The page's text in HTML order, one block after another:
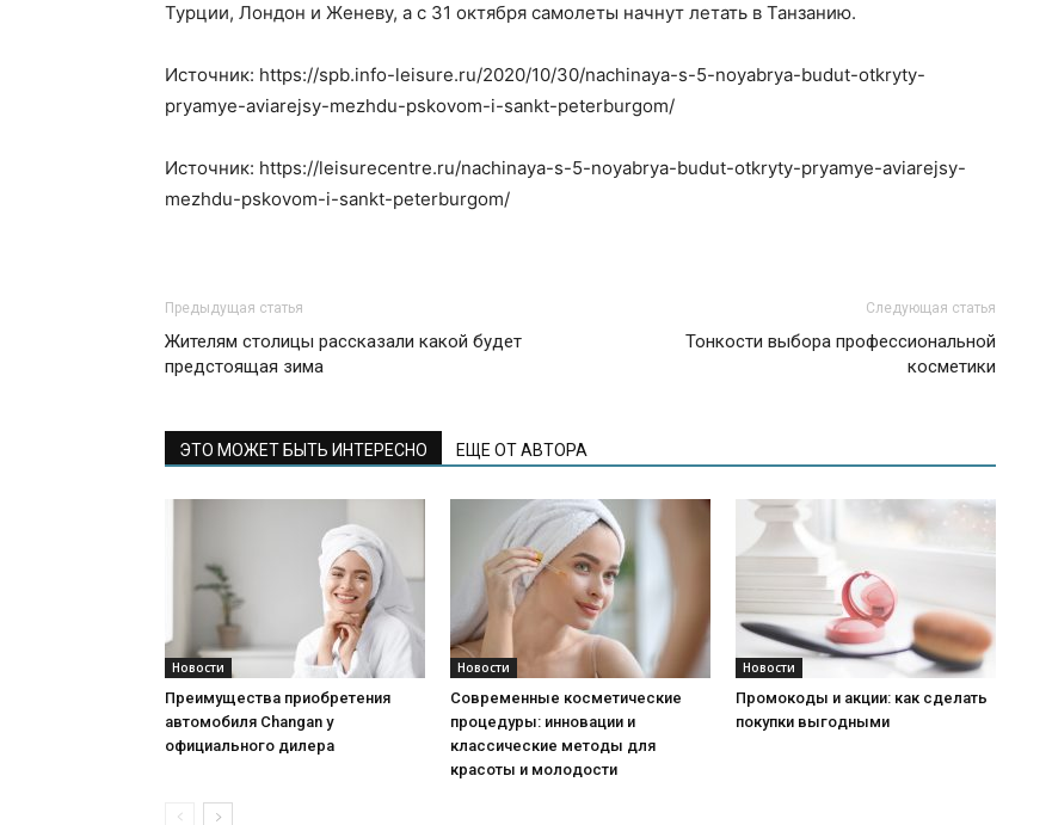
Турции, Лондон и Женеву, а с 31 октября самолеты начнут летать в Танзанию.
Источник: https://spb.info-leisure.ru/2020/10/30/nachinaya-s-5-noyabrya-budut-otkryty-
pryamye-aviarejsy-mezhdu-pskovom-i-sankt-peterburgom/
Источник: https://leisurecentre.ru/nachinaya-s-5-noyabrya-budut-otkryty-pryamye-aviarejsy-
mezhdu-pskovom-i-sankt-peterburgom/
Предыдущая статья
Жителям столицы рассказали какой будет
предстоящая зима
Следующая статья
Тонкости выбора профессиональной
косметики
ЭТО МОЖЕТ БЫТЬ ИНТЕРЕСНО ЕЩЕ ОТ АВТОРА
Новости
Преимущества приобретения
автомобиля Changan у
официального дилера
Новости
Современные косметические
процедуры: инновации и
классические методы для
красоты и молодости
Новости
Промокоды и акции: как сделать
покупки выгодными